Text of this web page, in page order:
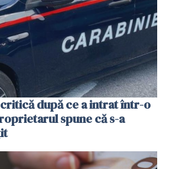
după ce a intrat într-o
spune că s-a